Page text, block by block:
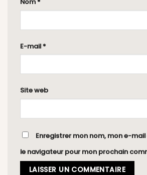
Nom *
E-mail *
Site web
Enregistrer mon nom, mon e-
le navigateur pour mon prochain